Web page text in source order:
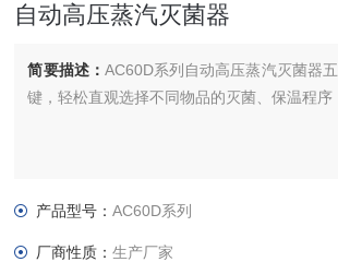
自动高压蒸汽灭菌器
简要描述： AC60D系列自动高压蒸汽灭菌器
键，轻松直观选择不同物品的灭菌、保温程序
产品型号：AC60D系列
厂商性质：生产厂家